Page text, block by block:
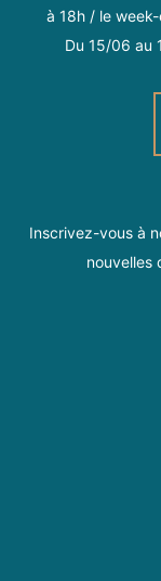
à 18h / le
Du 15/06 au
Inscrivez-vous à
nouvelles